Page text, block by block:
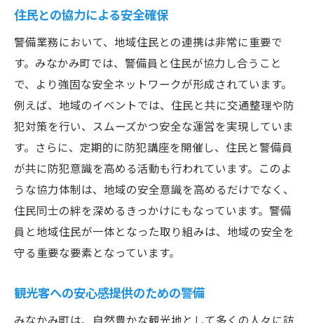
住民との協力による安全確保
警備業務において、地域住民との連携は非常に重要で
す。みなかみ町では、警備員と住民が協力し合うこと
で、より強固な安全ネットワークが形成されています。
例えば、地域のイベントでは、住民と共に交通整理や防
犯対策を行い、スムーズかつ安全な運営を実現していま
す。さらに、定期的に防犯講座を開催し、住民と警備員
が共に防犯意識を高める活動も行われています。このよ
うな協力体制は、地域の安全意識を高めるだけでなく、
住民同士の絆を深めるきっかけにもなっています。警備
員と地域住民が一体となった取り組みは、地域の安全を
守る重要な要素となっています。
観光客への安心感提供のための警備
みなかみ町は、自然豊かな観光地として多くの人々に訪